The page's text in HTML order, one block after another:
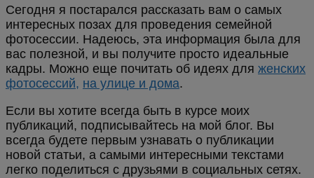
Сегодня я постарался рассказать вам о самых
интересных позах для проведения семейной
фотосессии. Надеюсь, эта информация была для
вас полезной, и вы получите просто идеальные
кадры. Можно еще почитать об идеях для женских
фотосессий, на улице и дома.
Если вы хотите всегда быть в курсе моих
публикаций, подписывайтесь на мой блог. Вы
всегда будете первым узнавать о публикации
новой статьи, а самыми интересными текстами
легко поделиться с друзьями в социальных сетях.